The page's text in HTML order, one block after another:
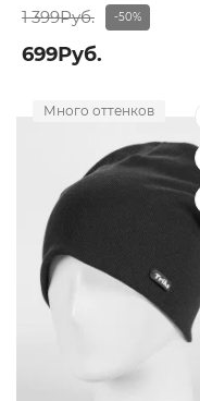
1 399Руб. -50%
699Руб.
Много оттенков